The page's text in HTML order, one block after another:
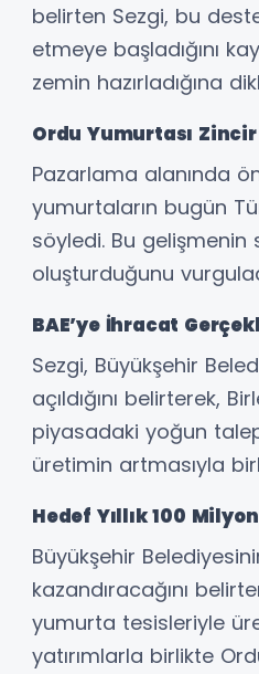
belirten Sezgi, bu
etmeye başladığını
zemin hazırladığına
Ordu Yumurtası
Pazarlama alanında
yumurtaların bugün
söyledi. Bu gelişmenin
oluşturduğunu
BAE’ye İhracat
Sezgi, Büyükşehir
açıldığını belirterek,
piyasadaki yoğun
üretimin artmasıyla
Hedef Yıllık 100
Büyükşehir
kazandıracağını
yumurta tesisleriyle
yatırımlarla birlikte